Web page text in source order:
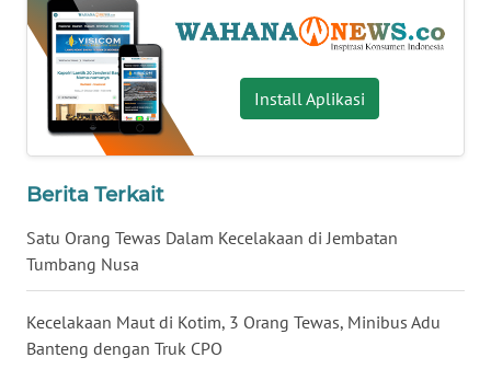
Install Aplikasi
Berita Terkait
Satu Orang Tewas Dalam Kecelakaan di Jembatan
Tumbang Nusa
Kecelakaan Maut di Kotim, 3 Orang Tewas, Minibus Adu
Banteng dengan Truk CPO
JAMBI
WN
SULTRA
WN
NTB
WN
SULTENG
WN
SULBAR